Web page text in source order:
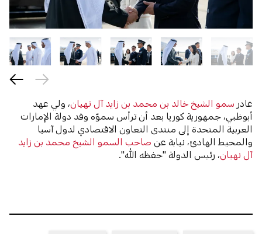
غادر سمو الشيخ خالد بن محمد بن زايد آل نهيان، ولي عهد
أبوظبي، جمهورية كوريا بعد أن ترأس سموّه وفد دولة الإمارات
العربية المتحدة إلى منتدى التعاون الاقتصادي لدول آسيا
والمحيط الهادئ، نيابة عن صاحب السمو الشيخ محمد بن زايد
آل نهيان، رئيس الدولة "حفظه الله".